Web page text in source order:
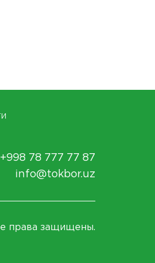
+998 78 777 77 87
info@tokbor.uz
права защищены.